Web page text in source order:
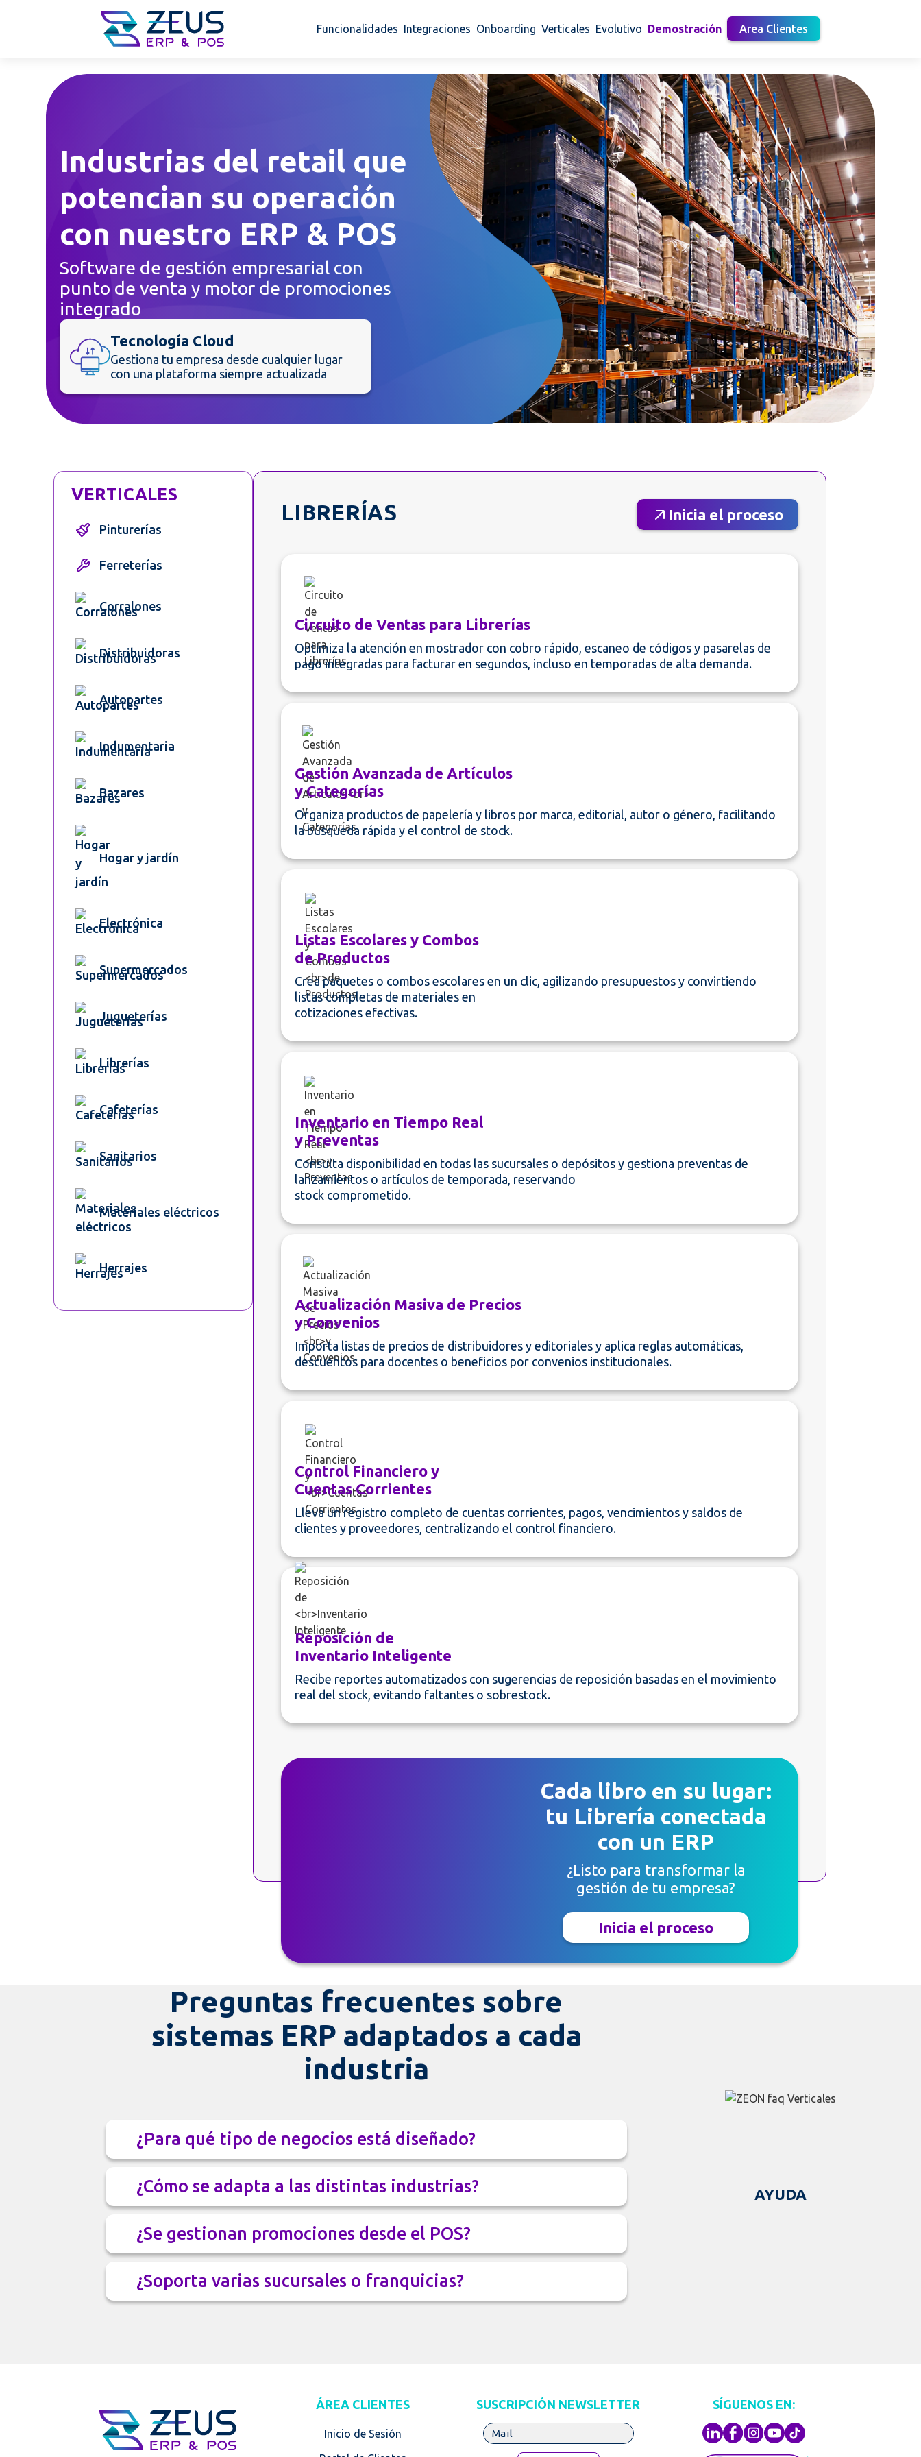
Funcionalidades Integraciones Onboarding Verticales Evolutivo Demostración Area Clientes
Industrias del retail que
potencian su operación
con nuestro ERP & POS
Software de gestión empresarial con
punto de venta y motor de promociones
integrado
Tecnología Cloud
Gestiona tu empresa desde cualquier lugar
con una plataforma siempre actualizada
VERTICALES
Pinturerías
Ferreterías
Corralones
Distribuidoras
Autopartes
Indumentaria
Bazares
Hogar y jardín
Electrónica
Supermercados
Jugueterías
Librerías
Cafeterías
Sanitarios
Materiales eléctricos
Herrajes
LIBRERÍAS Inicia el proceso
Circuito de Ventas para Librerías
Optimiza la atención en mostrador con cobro rápido, escaneo de códigos y pasarelas de
pago integradas para facturar en segundos, incluso en temporadas de alta demanda.
Gestión Avanzada de Artículos
y Categorías
Organiza productos de papelería y libros por marca, editorial, autor o género, facilitando
la búsqueda rápida y el control de stock.
Listas Escolares y Combos
de Productos
Crea paquetes o combos escolares en un clic, agilizando presupuestos y convirtiendo
listas completas de materiales en
cotizaciones efectivas.
Inventario en Tiempo Real
y Preventas
Consulta disponibilidad en todas las sucursales o depósitos y gestiona preventas de
lanzamientos o artículos de temporada, reservando
stock comprometido.
Actualización Masiva de Precios
y Convenios
Importa listas de precios de distribuidores y editoriales y aplica reglas automáticas,
descuentos para docentes o beneficios por convenios institucionales.
Control Financiero y
Cuentas Corrientes
Lleva un registro completo de cuentas corrientes, pagos, vencimientos y saldos de
clientes y proveedores, centralizando el control financiero.
Reposición de
Inventario Inteligente
Recibe reportes automatizados con sugerencias de reposición basadas en el movimiento
real del stock, evitando faltantes o sobrestock.
Cada libro en su lugar:
tu Librería conectada
con un ERP
¿Listo para transformar la
gestión de tu empresa?
Inicia el proceso
Preguntas frecuentes sobre
sistemas ERP adaptados a cada
industria
¿Para qué tipo de negocios está diseñado?
¿Cómo se adapta a las distintas industrias?
¿Se gestionan promociones desde el POS?
¿Soporta varias sucursales o franquicias?
AYUDA
ÁREA CLIENTES
Inicio de Sesión
SUSCRIPCIÓN NEWSLETTER SÍGUENOS EN: